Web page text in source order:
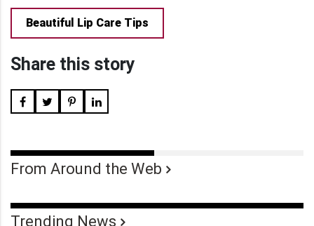
Beautiful Lip Care Tips
Share this story
From Around the Web
Trending News